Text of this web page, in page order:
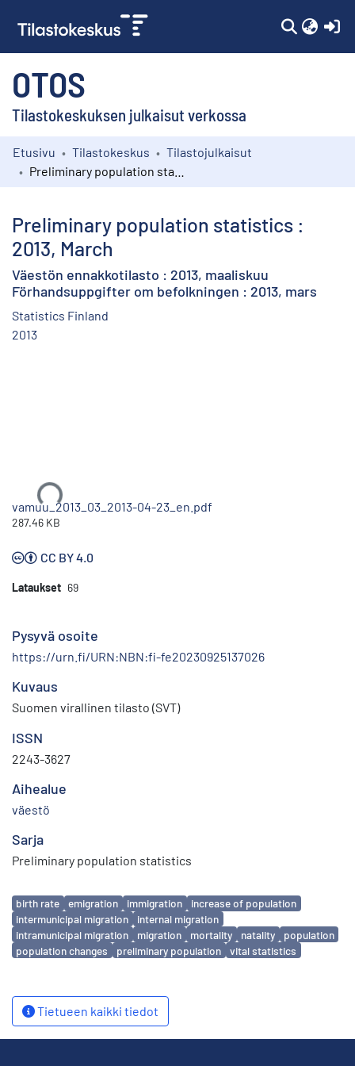
OTOS
Tilastokeskuksen julkaisut verkossa
Kokoelmat
Etusivu Tilastokeskus
Tilastojulkaisut
Preliminary population statistics :
2013, March
Väestön ennakkotilasto : 2013, maaliskuu
Förhandsuppgifter om befolkningen : 2013, mars
Statistics Finland
2013
Ladataan...
vamuu_2013_03_2013-04-23_en.pdf
287.46 KB
CC BY 4.0
Lataukset 69
Pysyvä osoite
https://urn.fi/URN:NBN:fi-fe20230925137026
Kuvaus
Suomen virallinen tilasto (SVT)
ISSN
2243-3627
Aihealue
väestö
Sarja
Preliminary population statistics
Avainsanat
birth rate emigration immigration
increase of population
intermunicipal migration
internal migration
intramunicipal migration
migration mortality natality
population
population changes
preliminary population vital statistics
Tietueen kaikki tiedot